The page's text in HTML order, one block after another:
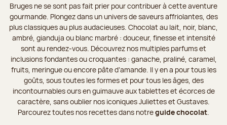
Bruges ne se sont pas fait prier pour contribuer à cette aventure
gourmande. Plongez dans un univers de saveurs affriolantes, des
plus classiques au plus audacieuses. Chocolat au lait, noir, blanc,
ambré, gianduja ou blanc marbré : douceur, finesse et intensité
sont au rendez-vous. Découvrez nos multiples parfums et
inclusions fondantes ou croquantes : ganache, praliné, caramel,
fruits, meringue ou encore pâte d’amande. Il y en a pour tous les
goûts, sous toutes les formes et pour tous les âges, des
incontournables ours en guimauve aux tablettes et écorces de
caractère, sans oublier nos iconiques Juliettes et Gustaves.
Parcourez toutes nos recettes dans notreguide chocolat